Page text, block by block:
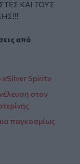
ΚΑΙ ΤΟΥΣ
από
«Silver Spirit»
στον
παγκοσμίως